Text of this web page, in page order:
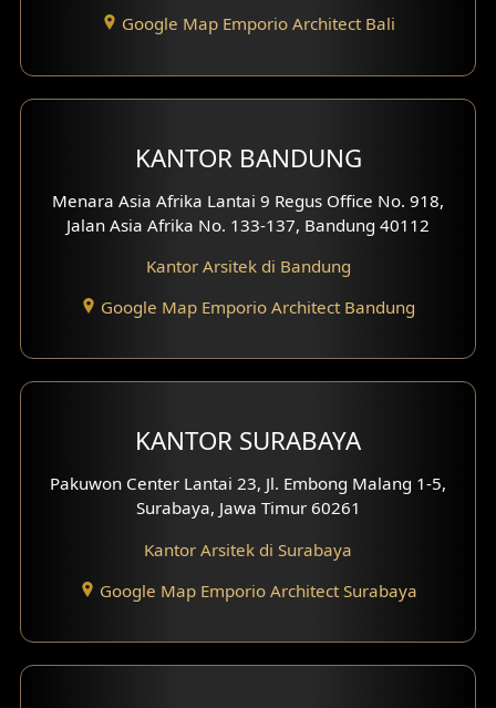
Desain Kantor
Desain Interior Perumahan
Desain Interior Ruko
Desain Interior Kantor
Desain Interior Hotel
Eksterior Tampak Hook
Fasad Paviliun
Fasad Villa
Desain Basement
Google Map Emporio Architect Bali
KANTOR BANDUNG
Menara Asia Afrika Lantai 9 Regus Office No. 918,
Jalan Asia Afrika No. 133-137, Bandung 40112
Kantor Arsitek di Bandung
Google Map Emporio Architect Bandung
KANTOR SURABAYA
Pakuwon Center Lantai 23, Jl. Embong Malang 1-5,
Surabaya, Jawa Timur 60261
Kantor Arsitek di Surabaya
Google Map Emporio Architect Surabaya